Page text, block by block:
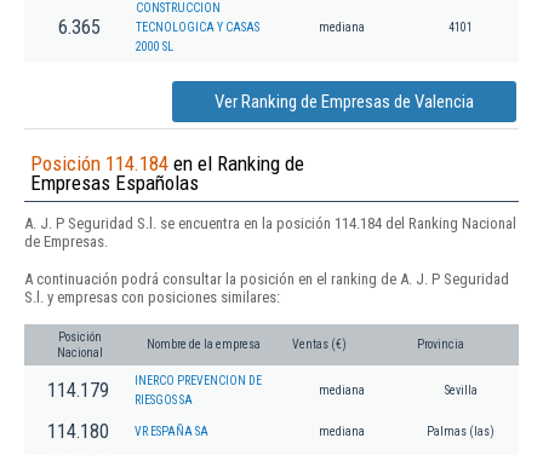
6.365
CONSTRUCCION
TECNOLOGICA Y CASAS
2000 SL
mediana 4101
Ver Ranking de Empresas de Valencia
Posición 114.184 en el Ranking de
Empresas Españolas
A. J. P Seguridad S.l. se encuentra en la posición 114.184 del Ranking Nacional
de Empresas.
A continuación podrá consultar la posición en el ranking de A. J. P Seguridad
S.l. y empresas con posiciones similares:
Posición
Nacional
Nombre de la empresa Ventas (€) Provincia
114.179
INERCO PREVENCION DE
RIESGOS SA
mediana Sevilla
114.180 VR ESPAÑA SA mediana Palmas (las)